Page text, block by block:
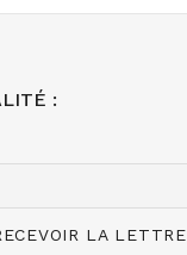
:
LA LETTRE